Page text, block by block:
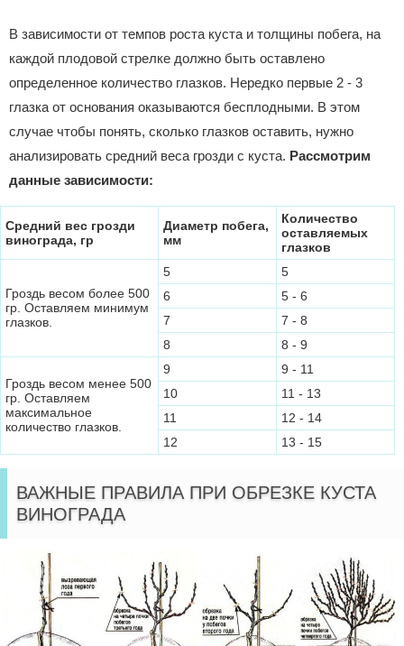
В зависимости от темпов роста куста и толщины побега, на
каждой плодовой стрелке должно быть оставлено
определенное количество глазков. Нередко первые 2 - 3
глазка от основания оказываются бесплодными. В этом
случае чтобы понять, сколько глазков оставить, нужно
анализировать средний веса грозди с куста. Рассмотрим
данные зависимости:
Средний вес грозди
винограда, гр
Диаметр побега,
мм
Количество
оставляемых
глазков
Гроздь весом более 500
гр. Оставляем минимум
глазков.
5
5
6
5 - 6
7
7 - 8
8
8 - 9
Гроздь весом менее 500
гр. Оставляем
максимальное
количество глазков.
9
9 - 11
10
11 - 13
11
12 - 14
12
13 - 15
ВАЖНЫЕ ПРАВИЛА ПРИ ОБРЕЗКЕ КУСТА
ВИНОГРАДА